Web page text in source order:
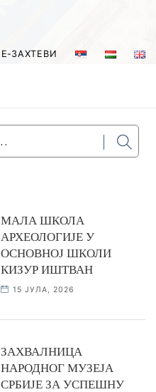
Е-ЗАХТЕВИ
МАЛА ШКОЛА
АРХЕОЛОГИЈЕ У
ОСНОВНОЈ ШКОЛИ
КИЗУР ИШТВАН
15 ЈУЛА, 2026
ЗАХВАЛНИЦА
НАРОДНОГ МУЗЕЈА
СРБИЈЕ ЗА УСПЕШНУ